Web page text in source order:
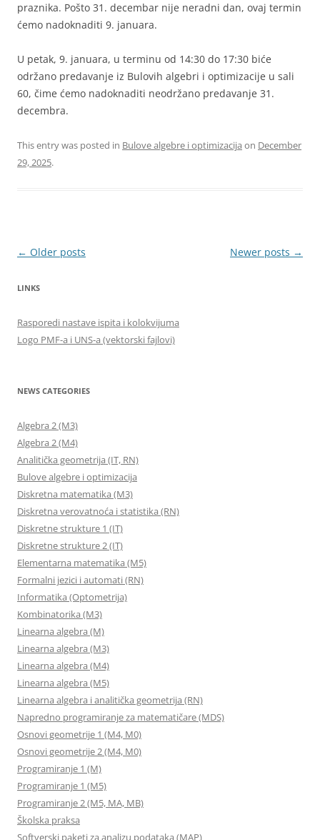
praznika. Pošto 31. decembar nije neradni dan, ovaj termin
ćemo nadoknaditi 9. januara.
U petak, 9. januara, u terminu od 14:30 do 17:30 biće
održano predavanje iz Bulovih algebri i optimizacije u sali
60, čime ćemo nadoknaditi neodržano predavanje 31.
decembra.
This entry was posted in Bulove algebre i optimizacija on December
29, 2025.
Post
← Older posts Newer posts →
LINKS
Rasporedi nastave ispita i kolokvijuma
Logo PMF-a i UNS-a (vektorski fajlovi)
NEWS CATEGORIES
Algebra 2 (M3)
Algebra 2 (M4)
Analitička geometrija (IT, RN)
Bulove algebre i optimizacija
Diskretna matematika (M3)
Diskretna verovatnoća i statistika (RN)
Diskretne strukture 1 (IT)
Diskretne strukture 2 (IT)
Elementarna matematika (M5)
Formalni jezici i automati (RN)
Informatika (Optometrija)
Kombinatorika (M3)
Linearna algebra (M)
Linearna algebra (M3)
Linearna algebra (M4)
Linearna algebra (M5)
Linearna algebra i analitička geometrija (RN)
Napredno programiranje za matematičare (MDS)
Osnovi geometrije 1 (M4, M0)
Osnovi geometrije 2 (M4, M0)
Programiranje 1 (M)
Programiranje 1 (M5)
Programiranje 2 (M5, MA, MB)
Školska praksa
Softverski paketi za analizu podataka (MAP)